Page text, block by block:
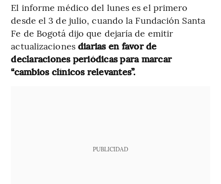
El informe médico del lunes es el primero
desde el 3 de julio, cuando la Fundación Santa
Fe de Bogotá dijo que dejaría de emitir
actualizaciones diarias en favor de
declaraciones periódicas para marcar
“cambios clínicos relevantes”.
PUBLICIDAD